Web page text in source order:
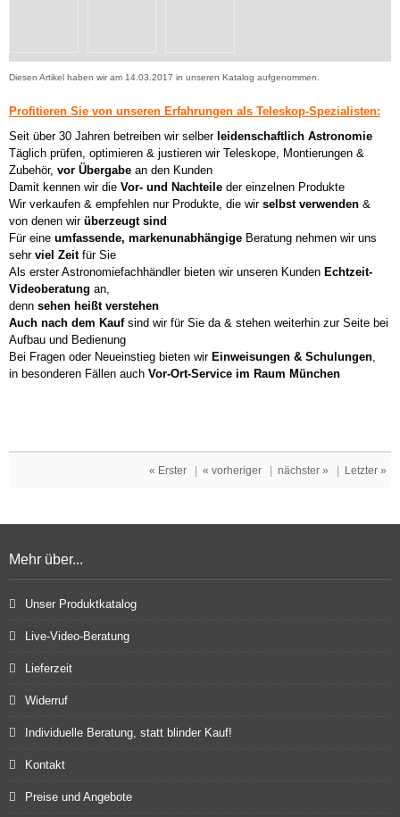
Diesen Artikel haben wir am 14.03.2017 in unseren Katalog aufgenommen.
Profitieren Sie von unseren Erfahrungen als Teleskop-Spezialisten:
Seit über 30 Jahren betreiben wir selber leidenschaftlich Astronomie
Täglich prüfen, optimieren & justieren wir Teleskope, Montierungen &
Zubehör, vor Übergabe an den Kunden
Damit kennen wir die Vor- und Nachteile der einzelnen Produkte
Wir verkaufen & empfehlen nur Produkte, die wir selbst verwenden &
von denen wir überzeugt sind
Für eine umfassende, markenunabhängige Beratung nehmen wir uns
sehr viel Zeitfür Sie
Als erster Astronomiefachhändler bieten wir unseren Kunden Echtzeit-
Videoberatung an,
denn sehen heißt verstehen
Auch nach dem Kaufsind wir für Sie da & stehen weiterhin zur Seite bei
Aufbau und Bedienung
Bei Fragen oder Neueinstieg bieten wir Einweisungen & Schulungen
in besonderen Fällen auch Vor-Ort-Service im Raum München
« Erster | « vorheriger | nächster » | Letzter »
Mehr über...
Unser Produktkatalog
Live-Video-Beratung
Lieferzeit
Widerruf
Individuelle Beratung, statt blinder Kauf!
Kontakt
Preise und Angebote